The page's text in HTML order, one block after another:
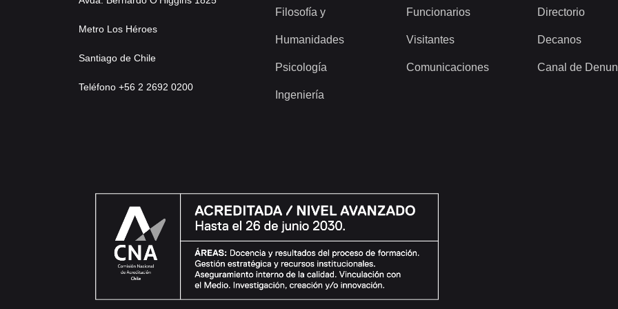
Metro Los Héroes
Santiago de Chile
Teléfono +56 2 2692 0200
Filosofía y
Humanidades
Psicología
Ingeniería
Funcionarios
Visitantes
Comunicaciones
Directorio
Decanos
Canal de